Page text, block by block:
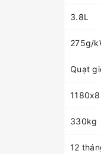
3.8L
275g/
Quạt
330kg
12